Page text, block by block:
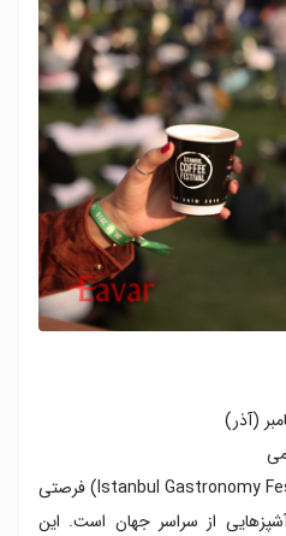
(آذر)
جشنواره آشپزی استانبول (Istanbul Gastronomy Festival) فرصتی
از سراسر جهان است. این